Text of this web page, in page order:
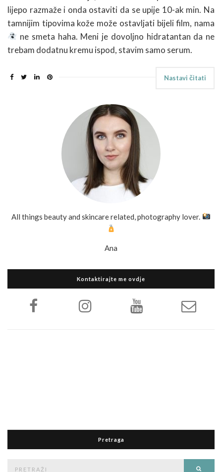
lijepo razmaže i onda ostaviti da se upije 10-ak min. Na
tamnijim tipovima kože može ostavljati bijeli film, nama
ne smeta haha. Meni je dovoljno hidratantan da ne
trebam dodatnu kremu ispod, stavim samo serum.
Nastavi čitati
All things beauty and skincare related, photography lover.
Ana
Kontaktirajte me ovdje
Pretraga